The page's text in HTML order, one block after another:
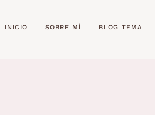
INICIO SOBRE MÍ BLOG TEMA